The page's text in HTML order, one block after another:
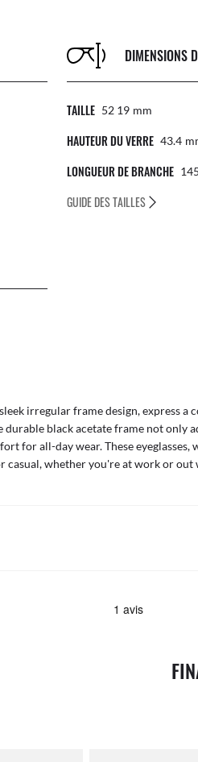
DIMENSIONS
TAILLE 52 19 Mm
HAUTEUR DU VERRE 43.4
LONGUEUR DE BRANCHE 145
GUIDE DES TAILLES
irregular frame design, express a
durable black acetate frame not only
for all-day wear. These
casual, whether you're at work or